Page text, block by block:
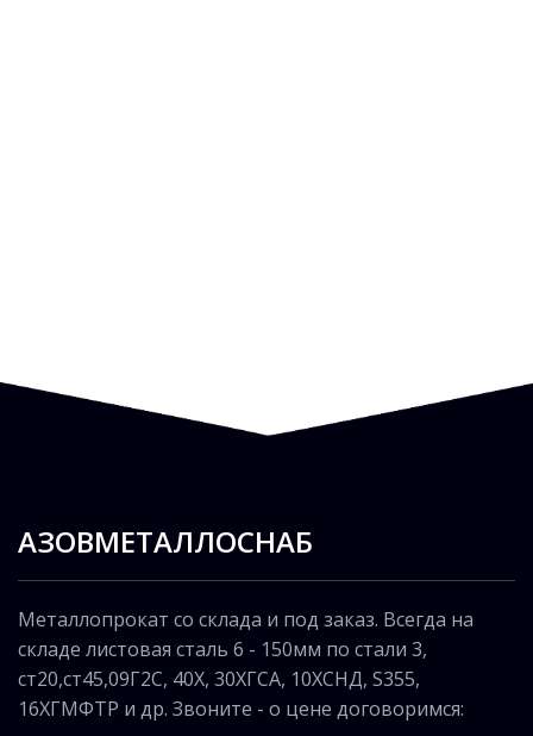
АЗОВМЕТАЛЛОСНАБ
Металлопрокат со склада и под заказ. Всегда на
складе листовая сталь 6 - 150мм по стали 3,
ст20,ст45,09Г2С, 40Х, 30ХГСА, 10ХСНД, S355,
16ХГМФТР и др. Звоните - о цене договоримся: